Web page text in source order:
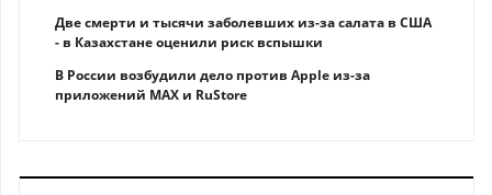
Две смерти и тысячи заболевших из-за салата в США
- в Казахстане оценили риск вспышки
В России возбудили дело против Apple из-за
приложений MAX и RuStore